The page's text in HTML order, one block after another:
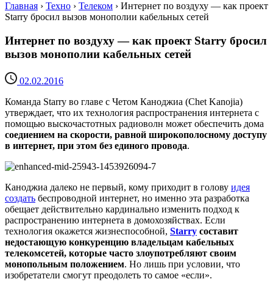
Главная › Техно › Телеком › Интернет по воздуху — как проект
Starry бросил вызов монополии кабельных сетей
Интернет по воздуху — как проект Starry бросил
вызов монополии кабельных сетей
02.02.2016
Команда Starry во главе с Четом Каноджиа (Chet Kanojia)
утверждает, что их технология распространения интернета с
помощью выскочастотных радиоволн может обеспечить дома
соедиением на скорости, равной широкополосному доступу
в интернет, при этом без единого провода.
Каноджиа далеко не первый, кому приходит в голову идея
создать беспроводной интернет, но именно эта разработка
обещает действительно кардинально изменить подход к
распространению интернета в домохозяйствах. Если
технология окажется жизнеспособной, Starry составит
недостающую конкуренцию владельцам кабельных
телекомсетей, которые часто злоупотребляют своим
монопольным положением. Но лишь при условии, что
изобретатели смогут преодолеть то самое «если».